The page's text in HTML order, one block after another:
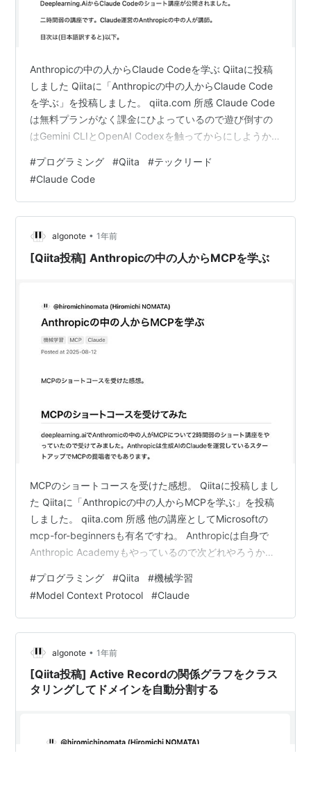
Anthropicの中の人からClaude Codeを学ぶ Qiitaに投稿
しました Qiitaに「Anthropicの中の人からClaude Code
を学ぶ」を投稿しました。 qiita.com 所感 Claude Code
は無料プランがなく課金にひよっているので遊び倒すの
はGemini CLIとOpenAI Codexを触ってからにしようか
グ
#プログラミング #Qiita #テックリード
#Claude Code
algonote • 1年前
[Qiita投稿] Anthropicの中の人からMCPを学ぶ
MCPのショートコースを受けた感想。 Qiitaに投稿しまし
た Qiitaに「Anthropicの中の人からMCPを学ぶ」を投稿
しました。 qiita.com 所感 他の講座としてMicrosoftの
mcp-for-beginnersも有名ですね。 Anthropicは自身で
Anthropic Academyもやっているので次どれやろうかな
#プログラミング #Qiita #機械学習
#Model Context Protocol #Claude
algonote • 1年前
[Qiita投稿] Active Recordの関係グラフをクラス
タリングしてドメインを自動分割する